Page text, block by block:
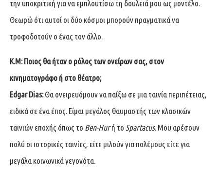
την υποκριτική για να εμπλουτίσω τη δουλειά μου ως μοντέλο.
Θεωρώ ότι αυτοί οι δύο κόσμοι μπορούν πραγματικά να
τροφοδοτούν ο ένας τον άλλο.
Κ.Μ: Ποιος θα ήταν ο ρόλος των ονείρων σας, στον
κινηματογράφο ή στο θέατρο;
Edgar Dias:Θα ονειρευόμουν να παίξω σε μια ταινία περιπέτειας,
ειδικά σε ένα έπος. Είμαι μεγάλος θαυμαστής των κλασικών
ταινιών εποχής όπως το Ben-Hurή το Spartacus. Μου αρέσουν
πολύ οι ιστορικές ταινίες, είτε μιλούν για πολέμους είτε για
μεγάλα κοινωνικά γεγονότα.